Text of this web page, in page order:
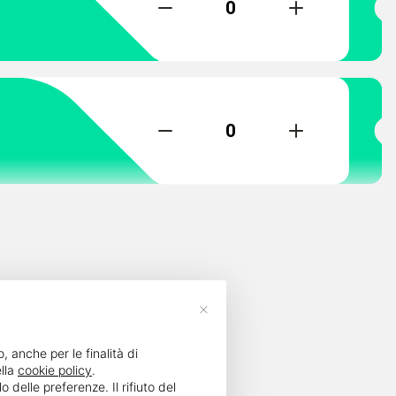
0
0
×
anche per le finalità di
cookie policy.
delle preferenze. Il rifiuto del